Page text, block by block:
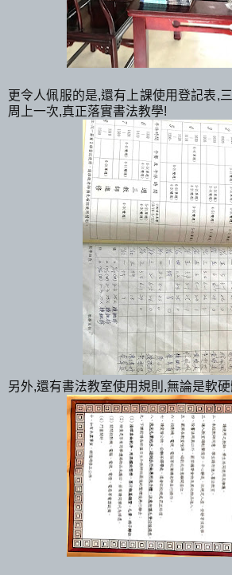
更令人佩服的是,還有上課使用登記表,
周上一次,真正落實書法教學!
另外,還有書法教室使用規則,無論是軟